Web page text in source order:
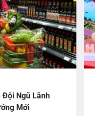
Đội Ngũ Lãnh
Mới